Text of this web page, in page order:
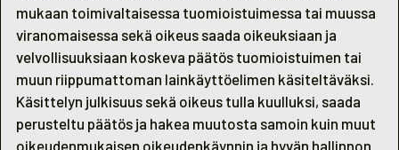
mukaan toimivaltaisessa tuomioistuimessa tai muussa
viranomaisessa sekä oikeus saada oikeuksiaan ja
velvollisuuksiaan koskeva päätös tuomioistuimen tai
muun riippumattoman lainkäyttöelimen käsiteltäväksi.
Käsittelyn julkisuus sekä oikeus tulla kuulluksi, saada
perusteltu päätös ja hakea muutosta samoin kuin muut
oikeudenmukaisen oikeudenkäynnin ja hyvän hallinnon